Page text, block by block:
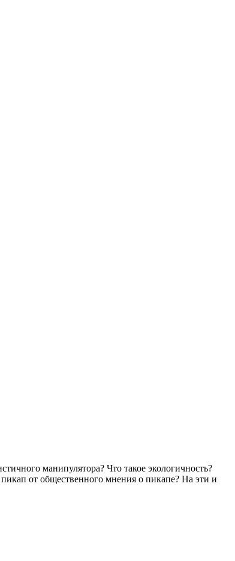
манипулятора? Что такое экологичность?
от общественного мнения о пикапе? На эти и